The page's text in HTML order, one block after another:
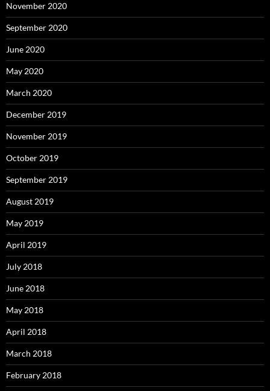
November 2020
September 2020
June 2020
May 2020
March 2020
December 2019
November 2019
October 2019
September 2019
August 2019
May 2019
April 2019
July 2018
June 2018
May 2018
April 2018
March 2018
February 2018